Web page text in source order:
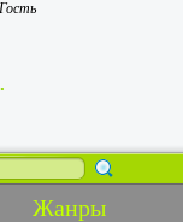
Гость
Жанры